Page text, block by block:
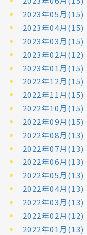
2023年05月(15)
2023年04月(15)
2023年03月(15)
2023年02月(12)
2023年01月(15)
2022年12月(15)
2022年11月(15)
2022年10月(15)
2022年09月(15)
2022年08月(13)
2022年07月(13)
2022年06月(13)
2022年05月(13)
2022年04月(13)
2022年03月(13)
2022年02月(12)
2022年01月(13)